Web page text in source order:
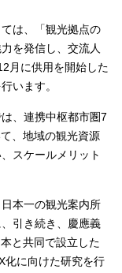
は、「観光拠点の
を発信し、交流人
月に供用を開始した
います。
、連携中枢都市圏7
、地域の観光資源
スケールメリット
本一の観光案内所
引き続き、慶應義
と共同で設立した
化に向けた研究を行